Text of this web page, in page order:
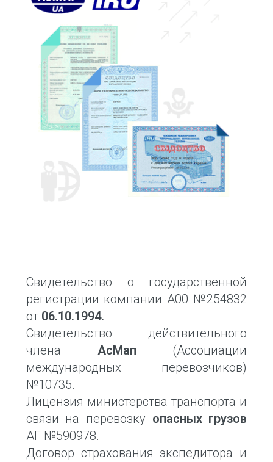
Свидетельство о государственной
регистрации компании А00 №254832
от 06.10.1994.
Свидетельство действительного
члена АсМап (Ассоциации
международных перевозчиков)
№10735.
Лицензия министерства транспорта и
связи на перевозку опасных грузов
АГ №590978.
Договор страхования экспедитора и